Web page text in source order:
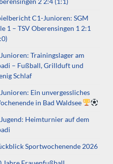
C1-Junioren: SGM
1 – TSV Oberensingen 1 2:1
Trainingslager am
– Fußball, Grillduft und
Schlaf
Ein unvergessliches
in Bad Waldsee
Heimturnier auf dem
Sportwochenende 2026